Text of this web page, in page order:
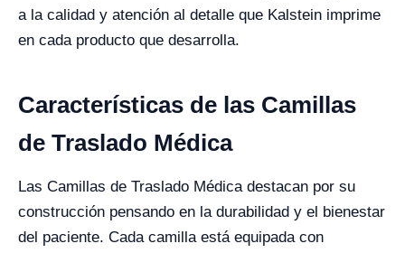
a la calidad y atención al detalle que Kalstein imprime
en cada producto que desarrolla.
Características de las Camillas
de Traslado Médica
Las Camillas de Traslado Médica destacan por su
construcción pensando en la durabilidad y el bienestar
del paciente. Cada camilla está equipada con